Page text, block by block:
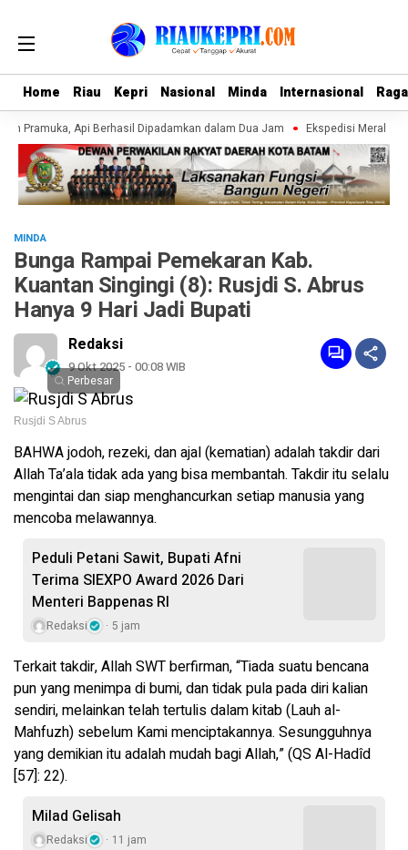
Home Riau Kepri Nasional Minda Internasional
Home Riau Kepri Nasional Minda Internasional
Pramuka, Api Berhasil Dipadamkan dalam Dua Jam Ekspedisi Merah
MINDA
Bunga Rampai Pemekaran Kab.
Kuantan Singingi (8): Rusjdi S. Abrus
Hanya 9 Hari Jadi Bupati
Redaksi
9 Okt 2025 - 00:08 WIB
Perbesar
Rusjdi S Abrus
BAHWA jodoh, rezeki, dan ajal (kematian) adalah takdir dari
Allah Ta’ala tidak ada yang bisa membantah. Takdir itu selalu
mengintai dan siap menghancurkan setiap manusia yang
mencoba melawannya.
Peduli Petani Sawit, Bupati Afni
Terima SIEXPO Award 2026 Dari
Menteri Bappenas RI
Redaksi 5 jam
Terkait takdir, Allah SWT berfirman, “Tiada suatu bencana
pun yang menimpa di bumi, dan tidak pula pada diri kalian
sendiri, melainkan telah tertulis dalam kitab (Lauh al-
Mahfuzh) sebelum Kami menciptakannya. Sesungguhnya
yang demikian itu adalah mudah bagi Allah,” (QS Al-Hadîd
[57]: 22).
Milad Gelisah
Redaksi 11 jam